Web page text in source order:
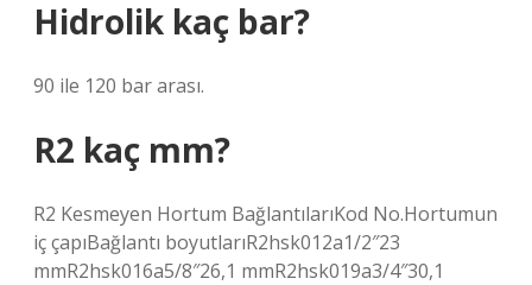
Hidrolik kaç bar?
90 ile 120 bar arası.
R2 kaç mm?
R2 Kesmeyen Hortum BağlantılarıKod No.Hortumun
iç çapıBağlantı boyutlarıR2hsk012a1/2″23
mmR2hsk016a5/8″26,1 mmR2hsk019a3/4″30,1